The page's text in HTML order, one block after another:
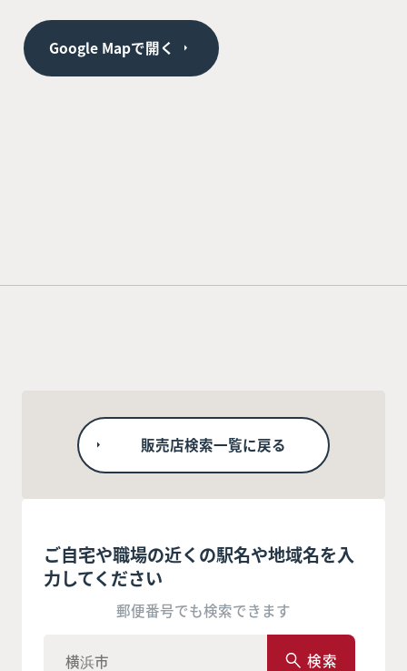
Google Mapで開く
販売店検索一覧に戻る
ご自宅や職場の近くの駅名や地域名を入
力してください
郵便番号でも検索できます
検索